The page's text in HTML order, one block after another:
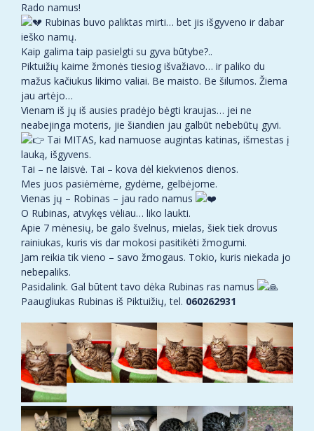
Rado namus!
Rubinas buvo paliktas mirti… bet jis išgyveno ir dabar
ieško namų.
Kaip galima taip pasielgti su gyva būtybe?..
Piktuižių kaime žmonės tiesiog išvažiavo… ir paliko du
mažus kačiukus likimo valiai. Be maisto. Be šilumos. Žiema
jau artėjo…
Vienam iš jų iš ausies pradėjo bėgti kraujas… jei ne
neabejinga moteris, jie šiandien jau galbūt nebebūtų gyvi.
Tai MITAS, kad namuose augintas katinas, išmestas į
lauką, išgyvens.
Tai – ne laisvė. Tai – kova dėl kiekvienos dienos.
Mes juos pasiėmėme, gydėme, gelbėjome.
Vienas jų – Robinas – jau rado namus
O Rubinas, atvykęs vėliau… liko laukti.
Apie 7 mėnesių, be galo švelnus, mielas, šiek tiek drovus
rainiukas, kuris vis dar mokosi pasitikėti žmogumi.
Jam reikia tik vieno – savo žmogaus. Tokio, kuris niekada jo
nebepaliks.
Pasidalink. Gal būtent tavo dėka Rubinas ras namus
Paaugliukas Rubinas iš Piktuižių, tel. 060262931